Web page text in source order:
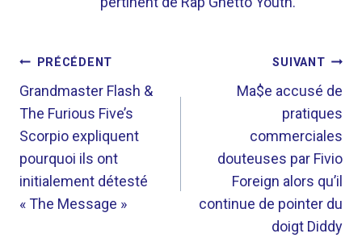
NAVIGATION
DE
L’ARTICLE
PRÉCÉDENT
Grandmaster Flash &
The Furious Five’s
Scorpio expliquent
pourquoi ils ont
initialement détesté
« The Message »
SUIVANT
Ma$e accusé de
pratiques
commerciales
douteuses par Fivio
Foreign alors qu’il
continue de pointer du
doigt Diddy